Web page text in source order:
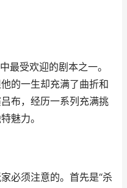
最受欢迎的剧本之一。
的一生却充满了曲折和
布，经历一系列充满挑
魅力。
必须注意的。首先是“杀